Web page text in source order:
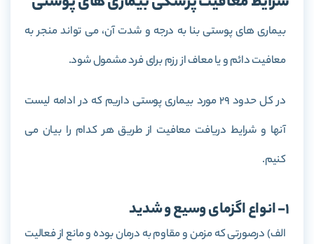
بیماری های پوستی بنا به درجه و شدت آن، می تواند منجر به
معافیت دائم و یا معاف از رزم برای فرد مشمول شود.
در کل حدود 29 مورد بیماری پوستی داریم که در ادامه لیست
آنها و شرایط دریافت معافیت از طریق هر کدام را بیان می
کنیم.
1- انواع اگزمای وسیع و شدید
الف) درصورتی که مزمن و مقاوم به درمان بوده و مانع از فعالیت